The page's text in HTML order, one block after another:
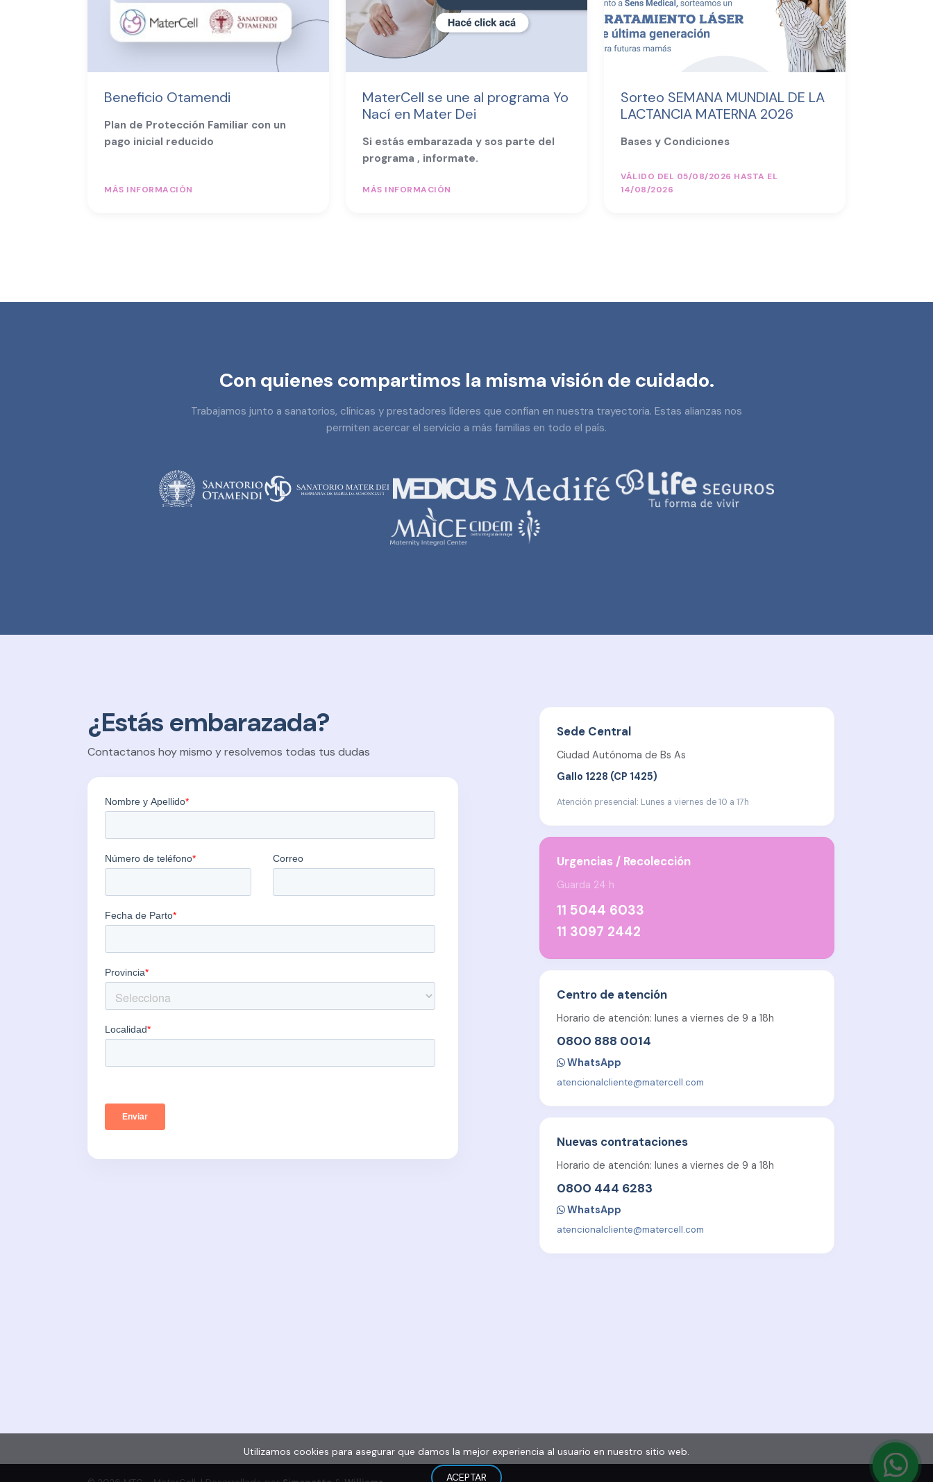
Beneficio Otamendi
Plan de Protección Familiar con un
pago inicial reducido
MÁS INFORMACIÓN
MaterCell se une al programa Yo
Nací en Mater Dei
Si estás embarazada y sos parte del
programa , informate.
MÁS INFORMACIÓN
Sorteo SEMANA MUNDIAL DE LA
LACTANCIA MATERNA 2026
Bases y Condiciones
VÁLIDO DEL 05/08/2026 HASTA EL
14/08/2026
Con quienes compartimos la misma visión de cuidado.
Trabajamos junto a sanatorios, clínicas y prestadores líderes que confían en nuestra trayectoria. Estas alianzas nos
permiten acercar el servicio a más familias en todo el país.
¿Estás embarazada?
Contactanos hoy mismo y resolvemos todas tus dudas
Sede Central
Ciudad Autónoma de Bs As
Gallo 1228 (CP 1425)
Atención presencial: Lunes a viernes de 10 a 17h
Urgencias / Recolección
Guarda 24 h
11 5044 6033
11 3097 2442
Centro de atención
Horario de atención: lunes a viernes de 9 a 18h
0800 888 0014
WhatsApp
atencionalcliente@matercell.com
Nuevas contrataciones
Horario de atención: lunes a viernes de 9 a 18h
0800 444 6283
WhatsApp
atencionalcliente@matercell.com
Tomá hoy una decisión que cuida a tu familia toda la vida
Confiá en MaterCell y cuidá lo más importante: la salud de quienes más querés
Términos y Condiciones con Base Comercial
Utilizamos cookies para asegurar que damos la mejor experiencia al usuario en nuestro sitio web.
ACEPTAR